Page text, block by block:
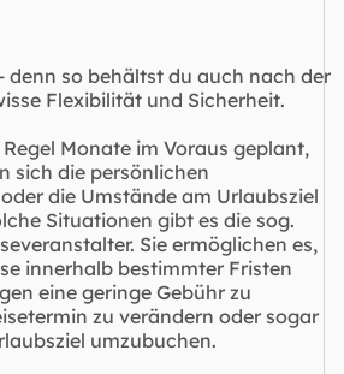
denn so behältst du auch nach der
Flexibilität und Sicherheit.
Monate im Voraus geplant,
sich die persönlichen
die Umstände am Urlaubsziel
Situationen gibt es die sog.
Sie ermöglichen es,
innerhalb bestimmter Fristen
eine geringe Gebühr zu
zu verändern oder sogar
umzubuchen.